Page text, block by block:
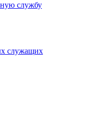
службу
служащих